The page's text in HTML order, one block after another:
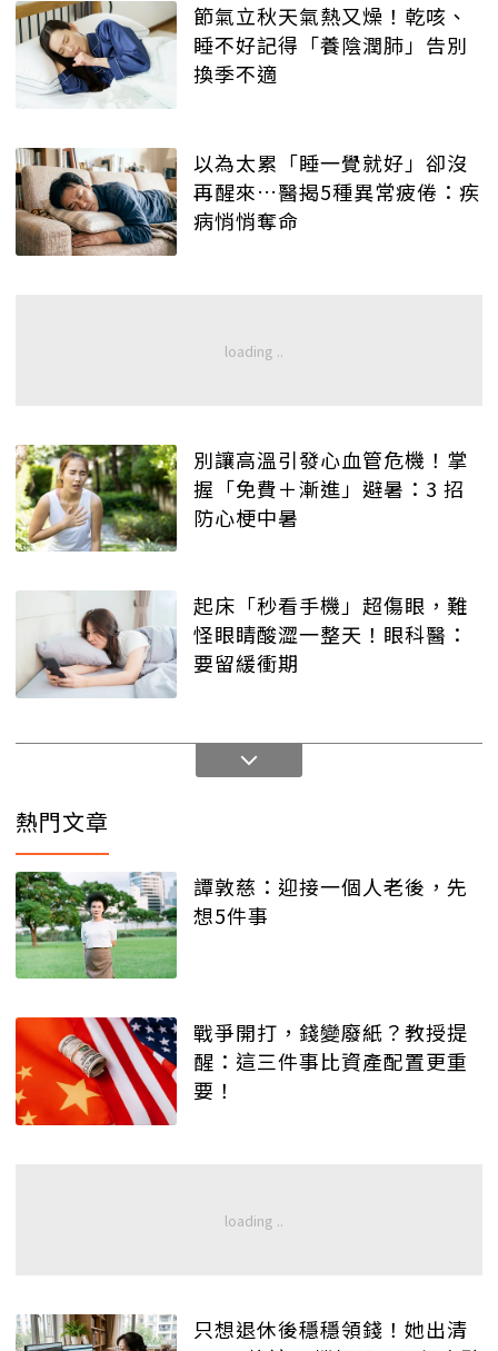
節氣立秋天氣熱又燥！乾咳、
睡不好記得「養陰潤肺」告別
換季不適
以為太累「睡一覺就好」卻沒
再醒來…醫揭5種異常疲倦：疾
病悄悄奪命
別讓高溫引發心血管危機！掌
握「免費＋漸進」避暑：3 招
防心梗中暑
起床「秒看手機」超傷眼，難
怪眼睛酸澀一整天！眼科醫：
要留緩衝期
熱門文章
譚敦慈：迎接一個人老後，先
想5件事
戰爭開打，錢變廢紙？教授提
醒：這三件事比資產配置更重
要！
只想退休後穩穩領錢！她出清